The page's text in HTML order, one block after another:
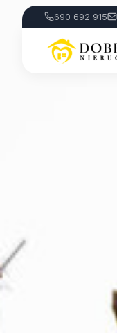
690 692 915